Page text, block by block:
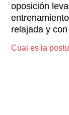
oposición
relajada y
Cual es la